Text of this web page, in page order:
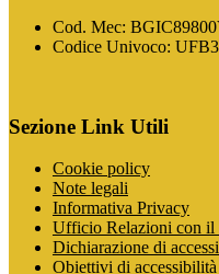
Cod. Mec:
Codice Univoco:
Sezione Link Utili
Cookie policy
Note legali
Informativa Privacy
Ufficio Relazioni con il
Dichiarazione di
Obiettivi di accessibilità